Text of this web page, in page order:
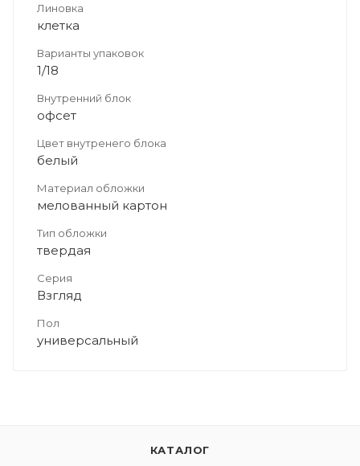
Линовка
клетка
Варианты упаковок
1/18
Внутренний блок
офсет
Цвет внутренего блока
белый
Материал обложки
мелованный картон
Тип обложки
твердая
Серия
Взгляд
Пол
универсальный
КАТАЛОГ